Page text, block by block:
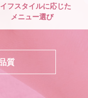
フスタイルに応じた
メニュー選び
質